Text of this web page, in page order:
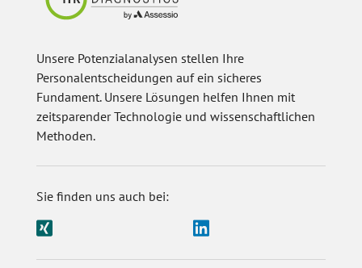
Unsere Potenzialanalysen stellen Ihre
Personalentscheidungen auf ein sicheres
Fundament. Unsere Lösungen helfen Ihnen mit
zeitsparender Technologie und wissenschaftlichen
Methoden.
Sie finden uns auch bei: